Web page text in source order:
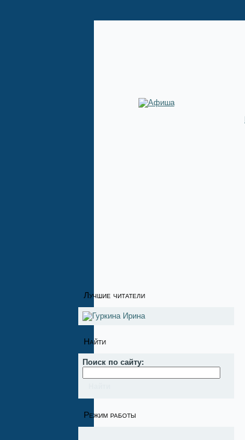
Лучшие читатели
Найти
Поиск по сайту:
Режим работы